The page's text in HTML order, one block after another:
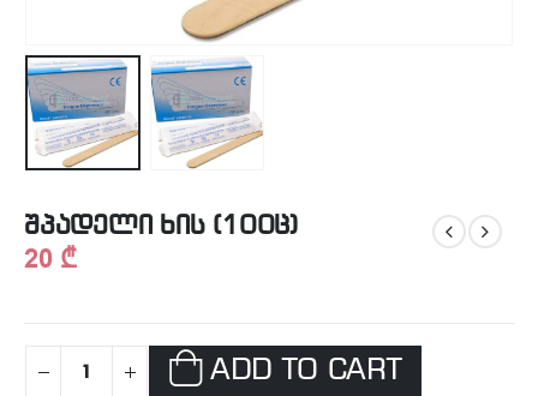
შპადელი ხის (100ც)
20 ₾
ADD TO CART